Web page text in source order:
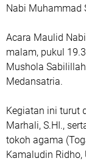
Nabi Muhammad
Acara Maulid
malam, pukul
Mushola
Medansatria.
Kegiatan ini turut
Marhali, S.HI.,
tokoh agama
Kamaludin Ridho,